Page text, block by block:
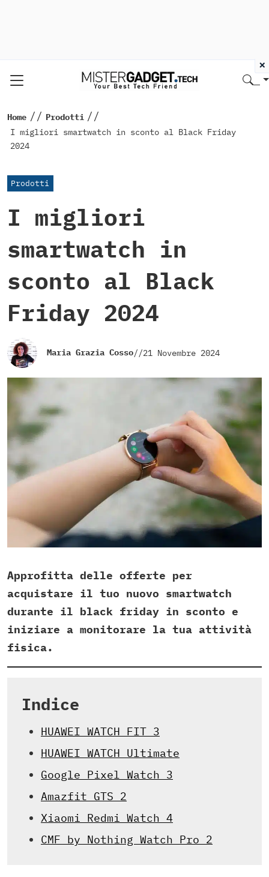
Home // Prodotti //
I migliori smartwatch in sconto al Black Friday
2024
Prodotti
I migliori
smartwatch in
sconto al Black
Friday 2024
Maria Grazia Cosso//21 Novembre 2024
Approfitta delle offerte per
acquistare il tuo nuovo smartwatch
durante il black friday in sconto e
iniziare a monitorare la tua attività
fisica.
Indice
HUAWEI WATCH FIT 3
HUAWEI WATCH Ultimate
Google Pixel Watch 3
Amazfit GTS 2
Xiaomi Redmi Watch 4
CMF by Nothing Watch Pro 2
×